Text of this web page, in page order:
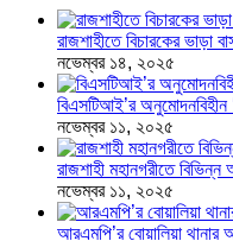
রাজশাহীতে বিচারকের
নভেম্বর ১৪, ২০২৫
বিএসটিআই’র অনুমোদনবিহীন
নভেম্বর ১১, ২০২৫
রাজশাহী মহানগরীতে
নভেম্বর ১১, ২০২৫
আরএমপি’র বোয়ালিয়া থানার